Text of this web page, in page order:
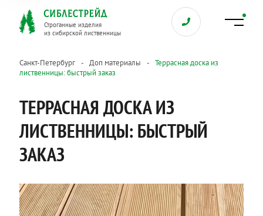
Строганные изделия
из сибирской лиственницы
Санкт-Петербург Доп материалы
Террасная доска из
лиственницы: быстрый заказ
ТЕРРАСНАЯ ДОСКА ИЗ
ЛИСТВЕННИЦЫ: БЫСТРЫЙ
ЗАКАЗ